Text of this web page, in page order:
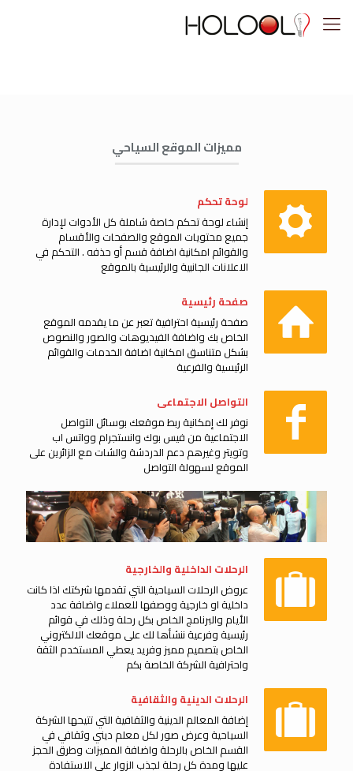
مميزات الموقع السياحي
لوحة تحكم
إنشاء لوحة تحكم خاصة شاملة كل الأدوات لإدارة
جميع محتويات الموقع والصفحات والأقسام
والقوائم امكانية اضافة قسم أو حذفه . التحكم في
الاعلانات الجانبية والرئيسية بالموقع
صفحة رئيسية
صفحة رئيسية احترافية تعبر عن ما يقدمه الموقع
الخاص بك واضافة الفيديوهات والصور والنصوص
بشكل متناسق امكانية اضافة الخدمات والقوائم
الرئيسية والفرعية
التواصل الاجتماعى
نوفر لك إمكانية ربط موقعك بوسائل التواصل
الاجتماعية من فيس بوك وانستجرام وواتس اب
وتويتر وغيرهم دعم الدردشة والشات مع الزائرين على
الموقع لسهولة التواصل
الرحلات الداخلية والخارجية
عروض الرحلات السياحية التي تقدمها شركتك اذا كانت
داخلية او خارجية ووصفها للعملاء واضافة عدد
الأيام والبرنامج الخاص بكل رحلة وذلك في قوائم
رئيسية وفرعية ننشأها لك على موقعك الالكتروني
الخاص بتصميم مميز وفريد يعطي المستخدم الثقة
واحترافية الشركة الخاصة بكم
الرحلات الدينية والثقافية
إضافة المعالم الدينية والثقافية التي تتيحها الشركة
السياحية وعرض صور لكل معلم ديني وثقافي في
القسم الخاص بالرحلة واضافة المميزات وطرق الحجز
عليها ومدة كل رحلة لجذب الزوار على الاستفادة